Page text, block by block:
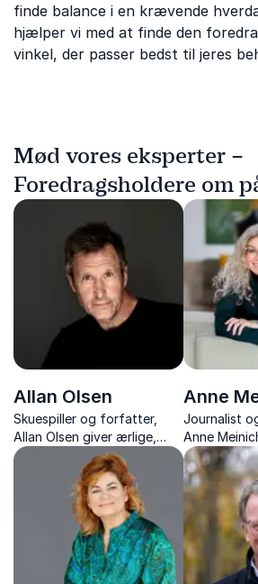
finde balance i en krævende
hjælper vi med at finde den
vinkel, der passer bedst til jeres
Mød vores eksperter –
Foredragsholdere om
Allan Olsen
Skuespiller og forfatter,
Allan Olsen giver ærlige,
rørende og humoristiske
foredrag om livet,
alkoholisme og vejen til
forandring.
Anne
Journalist
Anne
og
om
gennem